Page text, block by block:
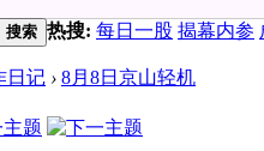
搜索 热搜: 每日一股 揭幕内参
日记 › 8月8日京山轻机